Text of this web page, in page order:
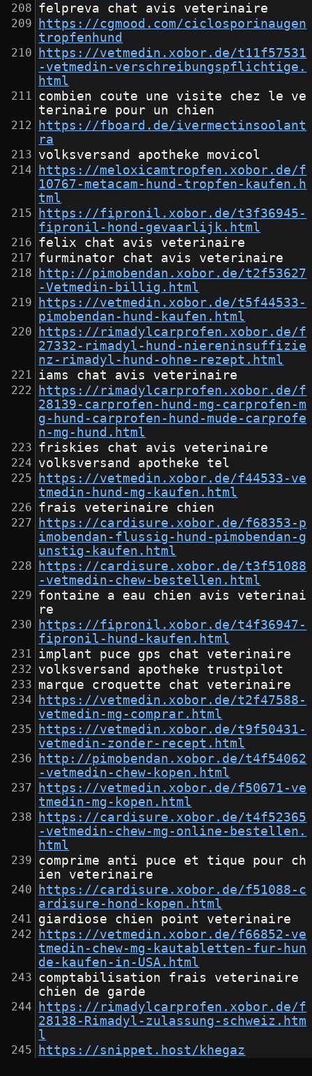
felpreva chat avis veterinaire
https://cgmood.com/ciclosporinaugen
tropfenhund
https://vetmedin.xobor.de/t11f57531
-vetmedin-verschreibungspflichtige.
html
combien coute une visite chez le ve
terinaire pour un chien
https://fboard.de/ivermectinsoolant
ra
volksversand apotheke movicol
https://meloxicamtropfen.xobor.de/f
10767-metacam-hund-tropfen-kaufen.h
tml
https://fipronil.xobor.de/t3f36945-
fipronil-hond-gevaarlijk.html
felix chat avis veterinaire
furminator chat avis veterinaire
http://pimobendan.xobor.de/t2f53627
-Vetmedin-billig.html
https://vetmedin.xobor.de/t5f44533-
pimobendan-hund-kaufen.html
https://rimadylcarprofen.xobor.de/f
27332-rimadyl-hund-niereninsuffizie
nz-rimadyl-hund-ohne-rezept.html
iams chat avis veterinaire
https://rimadylcarprofen.xobor.de/f
28139-carprofen-hund-mg-carprofen-m
g-hund-carprofen-hund-mude-carprofe
n-mg-hund.html
friskies chat avis veterinaire
volksversand apotheke tel
https://vetmedin.xobor.de/f44533-ve
tmedin-hund-mg-kaufen.html
frais veterinaire chien
https://cardisure.xobor.de/f68353-p
imobendan-flussig-hund-pimobendan-g
unstig-kaufen.html
https://cardisure.xobor.de/t3f51088
-vetmedin-chew-bestellen.html
fontaine a eau chien avis veterinai
re
https://fipronil.xobor.de/t4f36947-
fipronil-hund-kaufen.html
implant puce gps chat veterinaire
volksversand apotheke trustpilot
marque croquette chat veterinaire
https://vetmedin.xobor.de/t2f47588-
vetmedin-mg-comprar.html
https://vetmedin.xobor.de/t9f50431-
vetmedin-zonder-recept.html
http://pimobendan.xobor.de/t4f54062
-vetmedin-chew-kopen.html
https://vetmedin.xobor.de/f50671-ve
tmedin-mg-kopen.html
https://cardisure.xobor.de/t4f52365
-vetmedin-chew-mg-online-bestellen.
html
comprime anti puce et tique pour ch
ien veterinaire
https://cardisure.xobor.de/f51088-c
ardisure-hond-kopen.html
giardiose chien point veterinaire
https://vetmedin.xobor.de/f66852-ve
tmedin-chew-mg-kautabletten-fur-hun
de-kaufen-in-USA.html
comptabilisation frais veterinaire
chien de garde
https://rimadylcarprofen.xobor.de/f
28138-Rimadyl-zulassung-schweiz.htm
l
https://snippet.host/khegaz